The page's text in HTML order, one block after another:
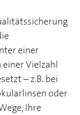
einer
Vielzahl
– z.B. bei
oder
Ihre